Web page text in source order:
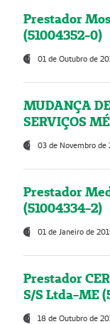
Prestador
(51004352-0)
01 de Outubro de
MUDANÇA
SERVIÇOS
03 de Novembro de
Prestador
(51004334-2)
01 de Janeiro de
Prestador
S/S Ltda-ME
18 de Outubro de